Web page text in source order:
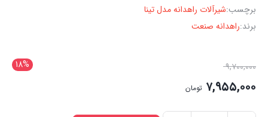
برچسب:شیرآلات راهدانه مدل تینا
برند:راهدانه صنعت
18% ۹,۷۰۰,۰۰۰
۷,۹۵۵,۰۰۰ تومان